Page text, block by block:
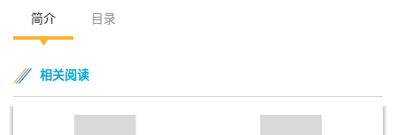
简介 目录
相关阅读